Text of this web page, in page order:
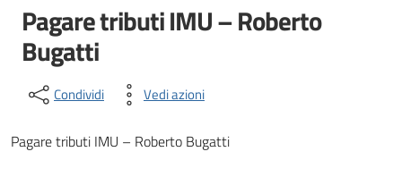
Pagare tributi IMU – Roberto
Bugatti
Condividi Vedi azioni
Pagare tributi IMU – Roberto Bugatti